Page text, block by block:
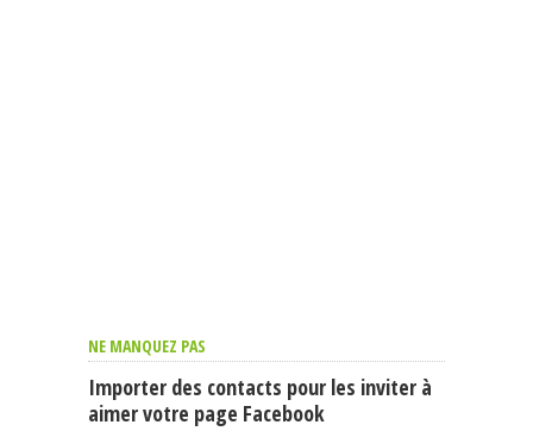
NE MANQUEZ PAS
Importer des contacts pour les inviter à
aimer votre page Facebook